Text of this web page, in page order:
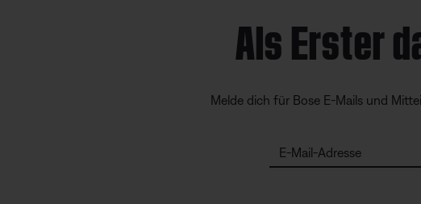
Als Erster
Melde dich für Bose E-Mails und
E-Mail-Adresse